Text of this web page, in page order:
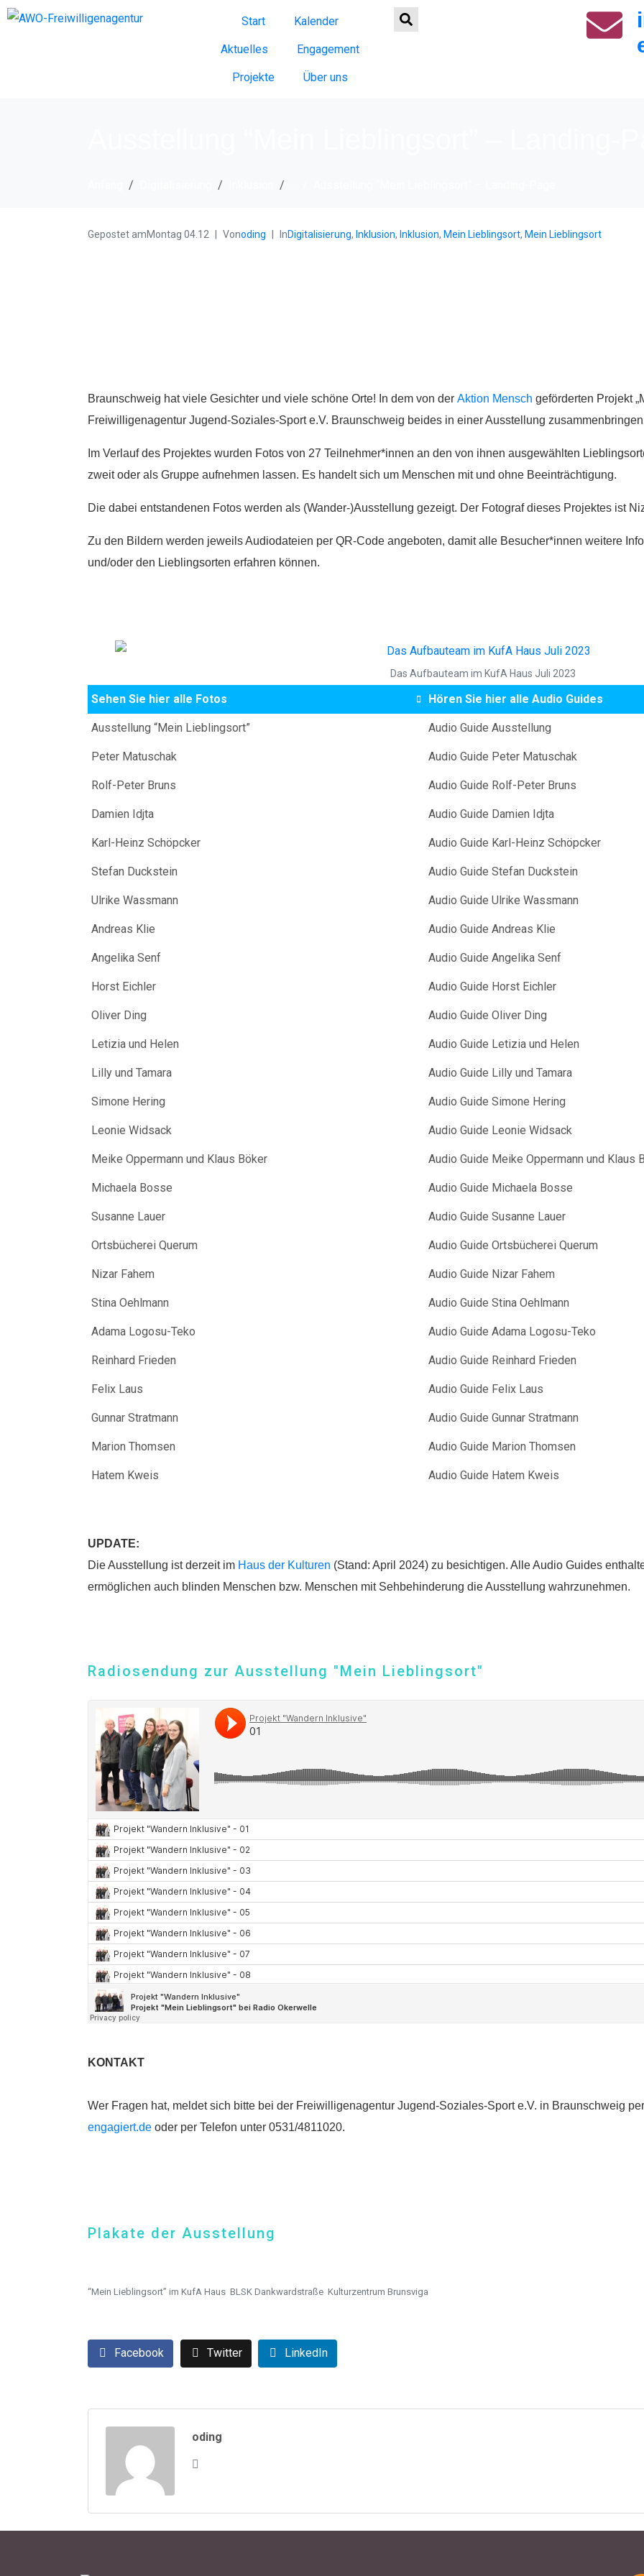
Start Kalender
Aktuelles Engagement
Projekte Über uns
Gepostet amMontag 04.12 Vonoding InDigitalisierung, Inklusion, Inklusion, Mein Lieblingsort, Mein Lieblingsort
Braunschweig hat viele Gesichter und viele schöne Orte! In dem von der Aktion Mensch geförderten Projekt
Freiwilligenagentur Jugend-Soziales-Sport e.V. Braunschweig beides in einer Ausstellung
Im Verlauf des Projektes wurden Fotos von 27 Teilnehmer*innen an den von ihnen ausgewählten
zweit oder als Gruppe aufnehmen lassen. Es handelt sich um Menschen mit und ohne Beeinträchtigung.
Die dabei entstandenen Fotos werden als (Wander-)Ausstellung gezeigt. Der Fotograf dieses Projektes ist
Zu den Bildern werden jeweils Audiodateien per QR-Code angeboten, damit alle Besucher*innen weitere
und/oder den Lieblingsorten erfahren können.
Das Aufbauteam im KufA Haus Juli 2023
Sehen Sie hier alle Fotos Hören Sie hier alle Audio Guides
Ausstellung “Mein Lieblingsort” Audio Guide Ausstellung
Peter Matuschak Audio Guide Peter Matuschak
Rolf-Peter Bruns Audio Guide Rolf-Peter Bruns
Damien Idjta Audio Guide Damien Idjta
Karl-Heinz Schöpcker Audio Guide Karl-Heinz Schöpcker
Stefan Duckstein Audio Guide Stefan Duckstein
Ulrike Wassmann Audio Guide Ulrike Wassmann
Andreas Klie Audio Guide Andreas Klie
Angelika Senf Audio Guide Angelika Senf
Horst Eichler Audio Guide Horst Eichler
Oliver Ding Audio Guide Oliver Ding
Letizia und Helen Audio Guide Letizia und Helen
Lilly und Tamara Audio Guide Lilly und Tamara
Simone Hering Audio Guide Simone Hering
Leonie Widsack Audio Guide Leonie Widsack
Meike Oppermann und Klaus Böker Audio Guide Meike Oppermann und Klaus
Michaela Bosse Audio Guide Michaela Bosse
Susanne Lauer Audio Guide Susanne Lauer
Ortsbücherei Querum Audio Guide Ortsbücherei Querum
Nizar Fahem Audio Guide Nizar Fahem
Stina Oehlmann Audio Guide Stina Oehlmann
Adama Logosu-Teko Audio Guide Adama Logosu-Teko
Reinhard Frieden Audio Guide Reinhard Frieden
Felix Laus Audio Guide Felix Laus
Gunnar Stratmann Audio Guide Gunnar Stratmann
Marion Thomsen Audio Guide Marion Thomsen
Hatem Kweis Audio Guide Hatem Kweis
UPDATE:
Die Ausstellung ist derzeit im Haus der Kulturen (Stand: April 2024) zu besichtigen. Alle Audio Guides
ermöglichen auch blinden Menschen bzw. Menschen mit Sehbehinderung die Ausstellung wahrzunehmen.
Radiosendung zur Ausstellung "Mein Lieblingsort"
KONTAKT
Wer Fragen hat, meldet sich bitte bei der Freiwilligenagentur Jugend-Soziales-Sport e.V. in Braunschweig
engagiert.de oder per Telefon unter 0531/4811020.
Plakate der Ausstellung
“Mein Lieblingsort” im KufA Haus BLSK Dankwardstraße Kulturzentrum Brunsviga
Facebook Twitter LinkedIn
oding
Spenden
nutzen Sie bitte diese Kontodaten:
IBAN: DE90 2505 0000 0152 0278 35
BIC: NOLADE2HXXX
Kontakt:
05331/902626